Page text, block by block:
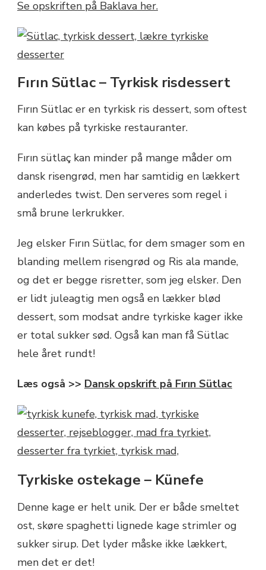
Se opskriften på Baklava her.
Fırın Sütlac – Tyrkisk risdessert
Fırın Sütlac er en tyrkisk ris dessert, som oftest
kan købes på tyrkiske restauranter.
Fırın sütlaç kan minder på mange måder om
dansk risengrød, men har samtidig en lækkert
anderledes twist. Den serveres som regel i
små brune lerkrukker.
Jeg elsker Fırın Sütlac, for dem smager som en
blanding mellem risengrød og Ris ala mande,
og det er begge risretter, som jeg elsker. Den
er lidt juleagtig men også en lækker blød
dessert, som modsat andre tyrkiske kager ikke
er total sukker sød. Også kan man få Sütlac
hele året rundt!
Læs også >> Dansk opskrift på Fırın Sütlac
Tyrkiske ostekage – Künefe
Denne kage er helt unik. Der er både smeltet
ost, skøre spaghetti lignede kage strimler og
sukker sirup. Det lyder måske ikke lækkert,
men det er det!